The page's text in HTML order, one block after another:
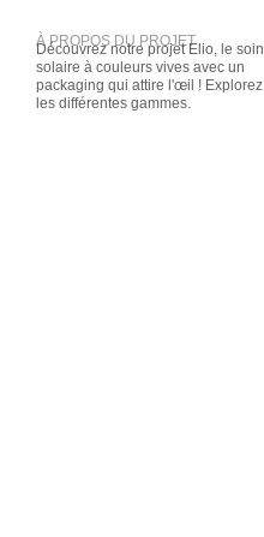
À PROPOS DU PROJET
Découvrez notre projet Elio, le soin
solaire à couleurs vives avec un
packaging qui attire l'œil ! Explorez
les différentes gammes.